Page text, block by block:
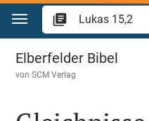
Zum Inhalt springen
Lukas 15
Elberfelder Bibel
vonSCM Verlag